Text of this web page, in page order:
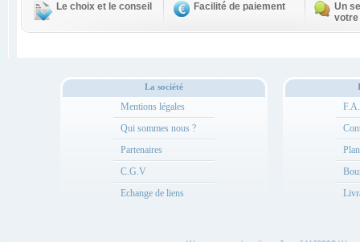
Le choix et le conseil Facilité de paiement
Un
votre
La société
Mentions légales
Qui sommes nous ?
Partenaires
C.G.V
Echange de liens